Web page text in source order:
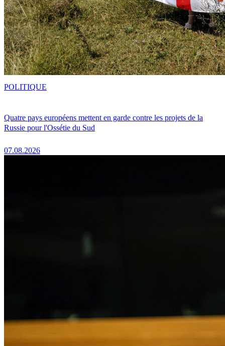
Quatre pays européens mettent en garde contre les projets de la
Russie pour l'Ossétie du Sud
07.08.2026
POLITIQUE